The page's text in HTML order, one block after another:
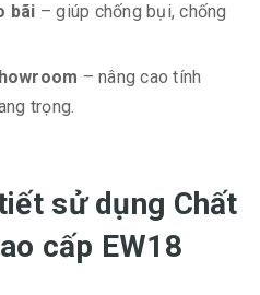
bãi – giúp chống bụi, chống
– nâng cao tính
trọng.
sử dụng Chất
cấp EW18